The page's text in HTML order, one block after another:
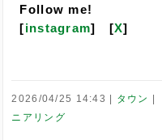
Follow me!
[instagram] [X]
2026/04/25 14:43 タウン
ニアリング